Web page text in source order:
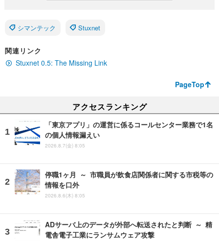
シマンテック Stuxnet
関連リンク
Stuxnet 0.5: The Missing Link
PageTop
アクセスランキング
「東京アプリ」の運営に係るコールセンター業務で1名
の個人情報漏えい
2026.8.7(金) 8:05
停職1ヶ月 ～ 市職員が飲食店関係者に関する市税等の
情報を口外
2026.8.6(木) 8:05
ADサーバ上のデータが外部へ転送されたと判断 ～ 精
電舎電子工業にランサムウェア攻撃